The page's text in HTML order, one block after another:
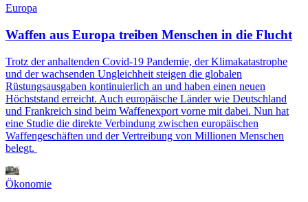
Europa
Waffen aus Europa treiben Menschen in die Flucht
Trotz der anhaltenden Covid-19 Pandemie, der Klimakatastrophe
und der wachsenden Ungleichheit steigen die globalen
Rüstungsausgaben kontinuierlich an und haben einen neuen
Höchststand erreicht. Auch europäische Länder wie Deutschland
und Frankreich sind beim Waffenexport vorne mit dabei. Nun hat
eine Studie die direkte Verbindung zwischen europäischen
Waffengeschäften und der Vertreibung von Millionen Menschen
belegt.
Ökonomie